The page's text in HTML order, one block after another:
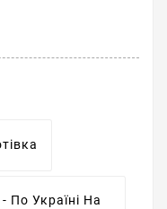
По Україні На